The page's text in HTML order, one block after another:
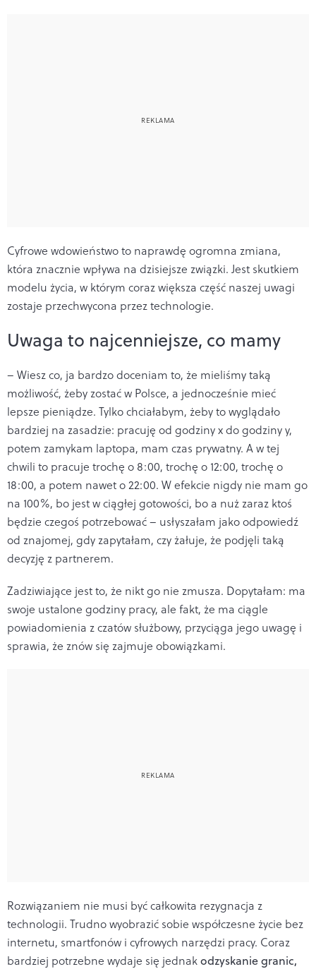
Cyfrowe wdowieństwo to naprawdę ogromna zmiana,
która znacznie wpływa na dzisiejsze związki. Jest skutkiem
modelu życia, w którym coraz większa część naszej uwagi
zostaje przechwycona przez technologie.
Uwaga to najcenniejsze, co mamy
– Wiesz co, ja bardzo doceniam to, że mieliśmy taką
możliwość, żeby zostać w Polsce, a jednocześnie mieć
lepsze pieniądze. Tylko chciałabym, żeby to wyglądało
bardziej na zasadzie: pracuję od godziny x do godziny y,
potem zamykam laptopa, mam czas prywatny. A w tej
chwili to pracuje trochę o 8:00, trochę o 12:00, trochę o
18:00, a potem nawet o 22:00. W efekcie nigdy nie mam go
na 100%, bo jest w ciągłej gotowości, bo a nuż zaraz ktoś
będzie czegoś potrzebować – usłyszałam jako odpowiedź
od znajomej, gdy zapytałam, czy żałuje, że podjęli taką
decyzję z partnerem.
Zadziwiające jest to, że nikt go nie zmusza. Dopytałam: ma
swoje ustalone godziny pracy, ale fakt, że ma ciągle
powiadomienia z czatów służbowy, przyciąga jego uwagę i
sprawia, że znów się zajmuje obowiązkami.
Rozwiązaniem nie musi być całkowita rezygnacja z
technologii. Trudno wyobrazić sobie współczesne życie bez
internetu, smartfonów i cyfrowych narzędzi pracy. Coraz
bardziej potrzebne wydaje się jednakodzyskanie granic,